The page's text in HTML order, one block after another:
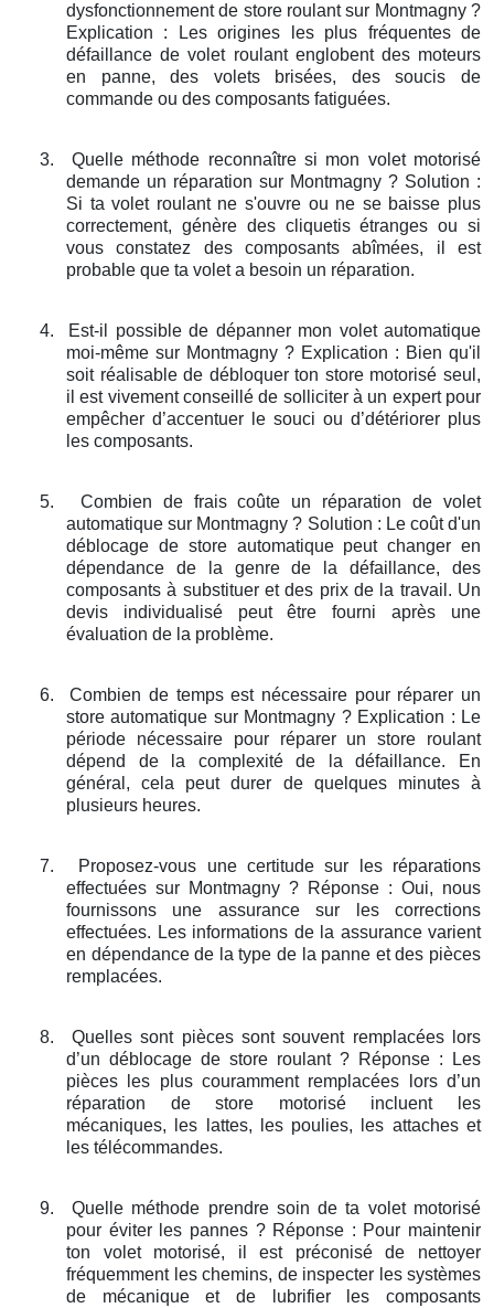
dysfonctionnement de store roulant sur Montmagny ?
Explication : Les origines les plus fréquentes de
défaillance de volet roulant englobent des moteurs
en panne, des volets brisées, des soucis de
commande ou des composants fatiguées.
3.
Quelle méthode reconnaître si mon volet motorisé
demande un réparation sur Montmagny ? Solution :
Si ta volet roulant ne s'ouvre ou ne se baisse plus
correctement, génère des cliquetis étranges ou si
vous constatez des composants abîmées, il est
probable que ta volet a besoin un réparation.
4.
Est-il possible de dépanner mon volet automatique
moi-même sur Montmagny ? Explication : Bien qu'il
soit réalisable de débloquer ton store motorisé seul,
il est vivement conseillé de solliciter à un expert pour
empêcher d’accentuer le souci ou d’détériorer plus
les composants.
5.
Combien de frais coûte un réparation de volet
automatique sur Montmagny ? Solution : Le coût d'un
déblocage de store automatique peut changer en
dépendance de la genre de la défaillance, des
composants à substituer et des prix de la travail. Un
devis individualisé peut être fourni après une
évaluation de la problème.
6.
Combien de temps est nécessaire pour réparer un
store automatique sur Montmagny ? Explication : Le
période nécessaire pour réparer un store roulant
dépend de la complexité de la défaillance. En
général, cela peut durer de quelques minutes à
plusieurs heures.
7.
Proposez-vous une certitude sur les réparations
effectuées sur Montmagny ? Réponse : Oui, nous
fournissons une assurance sur les corrections
effectuées. Les informations de la assurance varient
en dépendance de la type de la panne et des pièces
remplacées.
8.
Quelles sont pièces sont souvent remplacées lors
d’un déblocage de store roulant ? Réponse : Les
pièces les plus couramment remplacées lors d’un
réparation de store motorisé incluent les
mécaniques, les lattes, les poulies, les attaches et
les télécommandes.
9.
Quelle méthode prendre soin de ta volet motorisé
pour éviter les pannes ? Réponse : Pour maintenir
ton volet motorisé, il est préconisé de nettoyer
fréquemment les chemins, de inspecter les systèmes
de mécanique et de lubrifier les composants